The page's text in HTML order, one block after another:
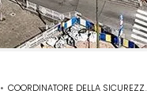
• COORDINATORE DELLA SICUREZZA IN FASE DI ESECUZIONE